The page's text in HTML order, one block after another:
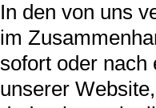
In den von uns
im
sofort oder nach
unserer